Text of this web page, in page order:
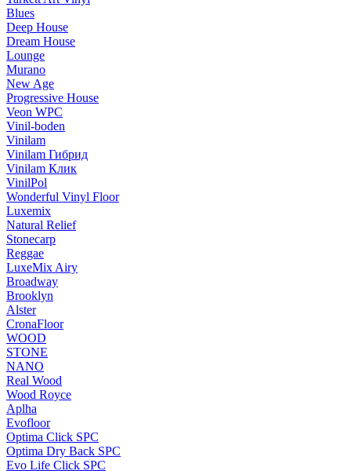
Blues
Deep House
Dream House
Lounge
Murano
New Age
Progressive House
Veon WPC
Vinil-boden
Vinilam
Vinilam Гибрид
Vinilam Клик
VinilPol
Wonderful Vinyl Floor
Luxemix
Natural Relief
Stonecarp
Reggae
LuxeMix Airy
Broadway
Brooklyn
Alster
CronaFloor
WOOD
STONE
NANO
Real Wood
Wood Royce
Aplha
Evofloor
Optima Click SPC
Optima Dry Back SPC
Evo Life Click SPC